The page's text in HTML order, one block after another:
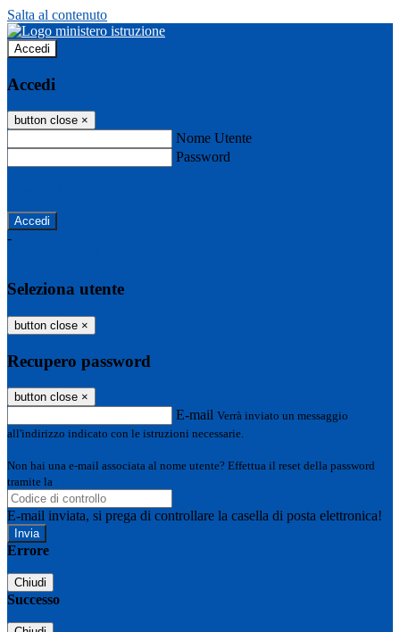
Salta al contenuto
Accedi
Accedi
button close ×
Nome Utente
Password
-
Seleziona utente
button close ×
Recupero password
button close ×
E-mail Verrà inviato un messaggio
all'indirizzo indicato con le istruzioni necessarie.
Non hai una e-mail associata al nome utente? Effettua il reset della password
tramite la
E-mail inviata, si prega di controllare la casella di posta elettronica!
Errore
Chiudi
Successo